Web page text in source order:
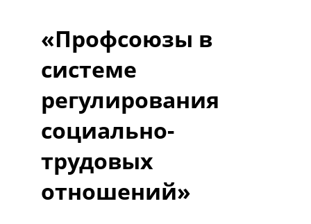
«Профсоюзы в
системе
регулирования
социально-
трудовых
отношений»